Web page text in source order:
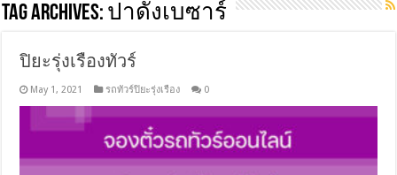
Tag Archives: ปาดังเบซาร์
ปิยะรุ่งเรืองทัวร์
May 1, 2021 รถทัวร์ปิยะรุ่งเรือง 0